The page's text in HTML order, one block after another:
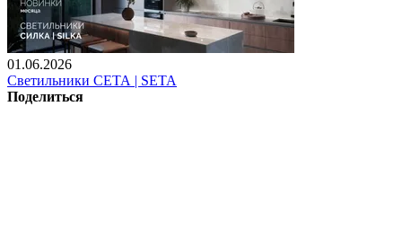
01.06.2026
Светильники СЕТА | SETA
Поделиться